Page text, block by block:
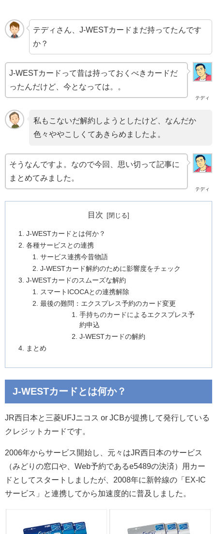
テディさん、J-WESTカードまだ持ってたんです
か？
テディ
J-WESTカードって昔は持っておくべきカードだ
ったんだけど、今となっては。。
私もこないだ解約しようとしたけど、なんだか
色々ややこしくてあきらめましたよ。
テディ
そうなんですよ。なので今回、思い切って記事に
まとめてみました。
目次
J-WESTカードとは何か？
各種サービスとの連携
サービス連携今昔物語
J-WESTカード解約のために影響度をチェック
J-WESTカードのスムーズな解約
スマートICOCAとの連携解除
最後の難問：エクスプレス予約のカード変更
手持ちのカードによるエクスプレス予
約申込
J-WESTカードの解約
まとめ
J-WESTカードとは何か？
JR西日本と三菱UFJニコス or JCBが提携して発行している
クレジットカードです。
2006年からサービス開始し、元々はJR西日本のサービス
（みどりの窓口や、Web予約であるe5489の決済）用カー
ドとしてスタートしましたが、2008年に新幹線の「EX-IC
サービス」と連携してから加速度的に普及しました。